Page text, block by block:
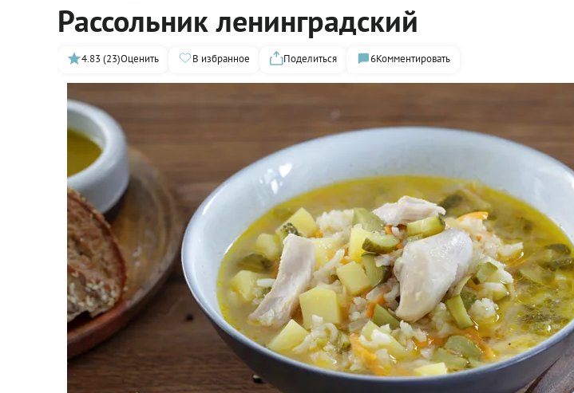
Рассольник ленинградский
4.83 (23)Оценить В избранное Поделиться 6Комментировать